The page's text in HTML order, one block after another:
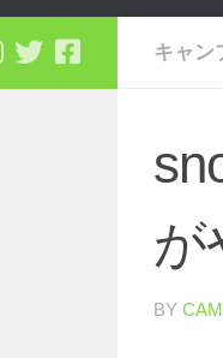
キャン
が
BY